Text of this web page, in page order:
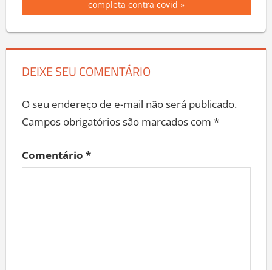
completa contra covid
DEIXE SEU COMENTÁRIO
O seu endereço de e-mail não será publicado.
Campos obrigatórios são marcados com *
Comentário *